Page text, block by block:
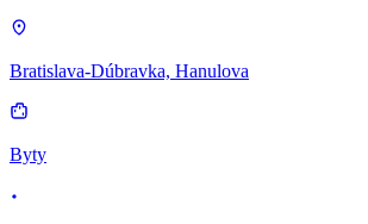
Bratislava-Dúbravka, Hanulova
Byty